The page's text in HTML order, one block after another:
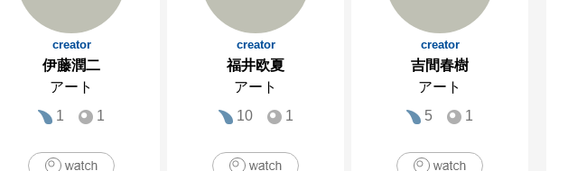
creator
伊藤潤二
アート
1
1
creator
福井欧夏
アート
10
1
creator
吉間春樹
アート
5
1